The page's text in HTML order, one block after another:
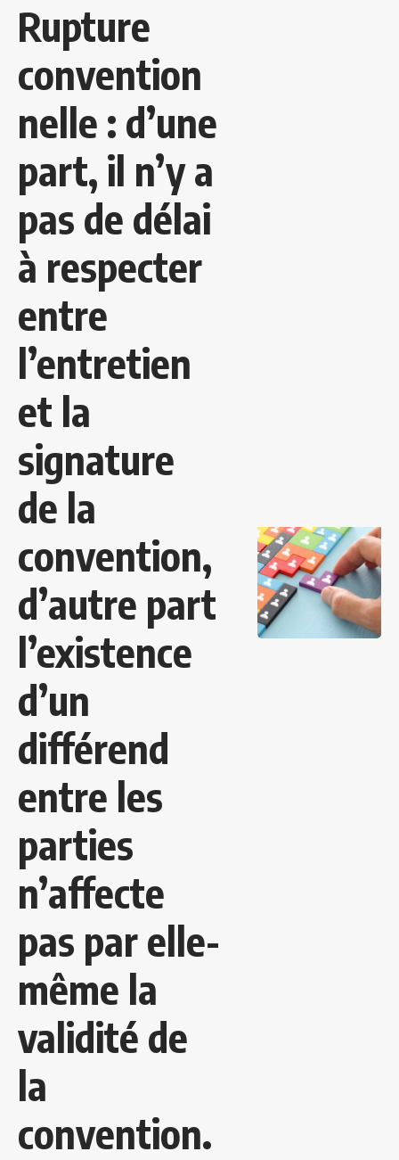
Rupture
convention
nelle : d’une
part, il n’y a
pas de délai
à respecter
entre
l’entretien
et la
signature
de la
convention,
d’autre part
l’existence
d’un
différend
entre les
parties
n’affecte
pas par elle-
même la
validité de
la
convention.